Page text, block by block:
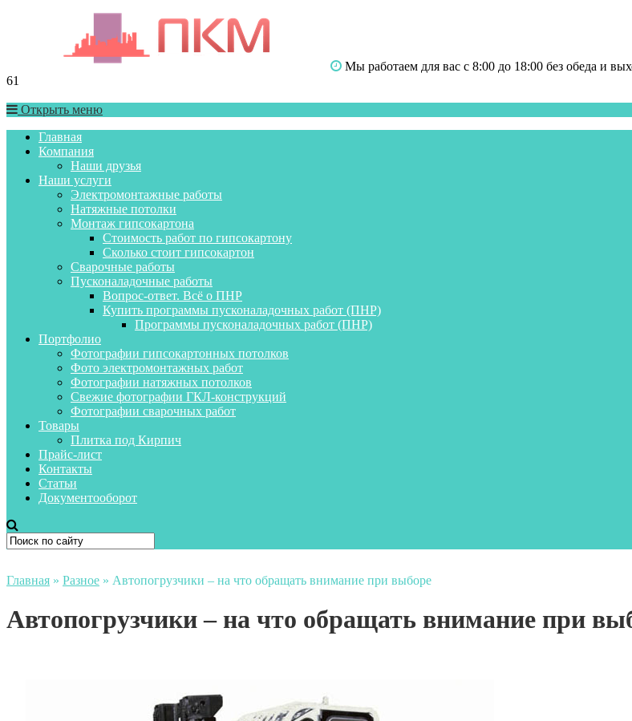
Мы работаем для вас с 8:00 до 18:00 без обеда и
61
Открыть меню
Главная
Компания
Наши друзья
Наши услуги
Электромонтажные работы
Натяжные потолки
Монтаж гипсокартона
Стоимость работ по гипсокартону
Сколько стоит гипсокартон
Сварочные работы
Пусконаладочные работы
Вопрос-ответ. Всё о ПНР
Купить программы пусконаладочных работ (ПНР)
Программы пусконаладочных работ (ПНР)
Портфолио
Фотографии гипсокартонных потолков
Фото электромонтажных работ
Фотографии натяжных потолков
Свежие фотографии ГКЛ-конструкций
Фотографии сварочных работ
Товары
Плитка под Кирпич
Прайс-лист
Контакты
Статьи
Документооборот
Главная » Разное » Автопогрузчики – на что обращать внимание при выборе
Автопогрузчики – на что обращать внимание при